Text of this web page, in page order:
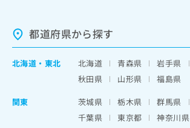
都道府県から探す
北海道 ・ 東北 北海道 青森県 岩手県
秋田県
山形県
福島県
関東
茨城県 栃木県 群馬県
千葉県
東京都 神奈川県